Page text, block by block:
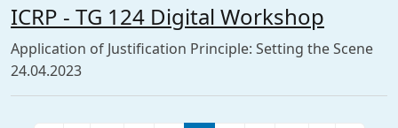
ICRP - TG 124 Digital Workshop
Application of Justification Principle: Setting the Scene
24.04.2023